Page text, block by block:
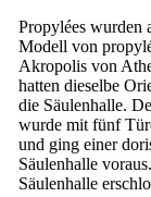
Propylées wurden
Modell von
Akropolis von
hatten dieselbe
die Säulenhalle.
wurde mit fünf
und ging einer
Säulenhalle
Säulenhalle